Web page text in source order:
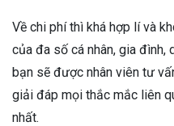
Về chi phí thì khá hợp lí và
của đa số cá nhân, gia đình,
bạn sẽ được nhân viên tư
giải đáp mọi thắc mắc liên
nhất.